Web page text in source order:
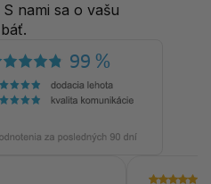
nami sa o vašu